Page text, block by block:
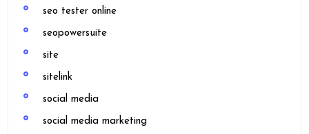
seo tester online
seopowersuite
site
sitelink
social media
social media marketing